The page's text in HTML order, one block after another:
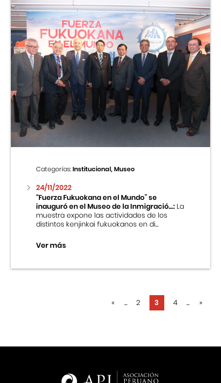
Categorías:Institucional, Museo
24/11/2022
“Fuerza Fukuokana en el Mundo” se
inauguró en el Museo de la Inmigració...:La
muestra expone las actividades de los
distintos kenjinkai fukuokanos en di...
Ver más
« ... 2 3 4 ... »